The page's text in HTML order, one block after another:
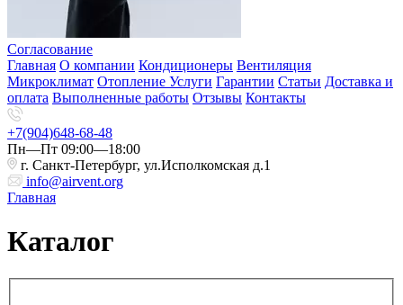
Согласование
Главная О компании Кондиционеры Вентиляция
Микроклимат Отопление Услуги Гарантии Статьи Доставка и
оплата Выполненные работы Отзывы Контакты
+7(904)648-68-48
Пн—Пт 09:00—18:00
г. Санкт-Петербург, ул.Исполкомская д.1
info@airvent.org
Главная
Каталог